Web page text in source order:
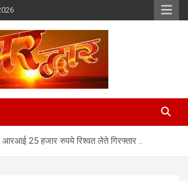
आरआई 25 हजार रुपये रिश्वत लेते गिरफ्तार ..